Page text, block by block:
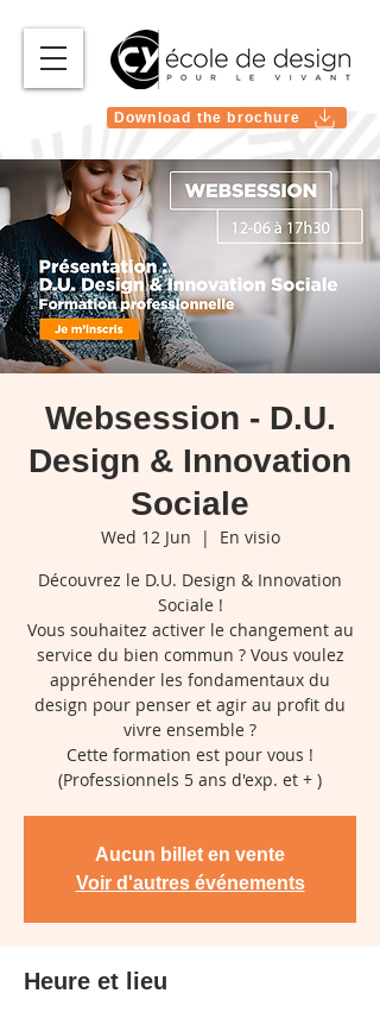
Download the brochure
Websession - D.U.
Design & Innovation
Sociale
Wed 12 Jun
  |
En visio
Découvrez le D.U. Design & Innovation
Sociale !
Vous souhaitez activer le changement au
service du bien commun ? Vous voulez
appréhender les fondamentaux du
design pour penser et agir au profit du
vivre ensemble ?
Cette formation est pour vous !
(Professionnels 5 ans d'exp. et + )
Aucun billet en vente
Voir d'autres événements
Heure et lieu